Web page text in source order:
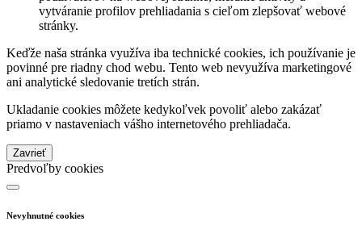
vytváranie profilov prehliadania s cieľom zlepšovať webové
stránky.
Keďže naša stránka využíva iba technické cookies, ich používanie je
povinné pre riadny chod webu. Tento web nevyužíva marketingové
ani analytické sledovanie tretích strán.
Ukladanie cookies môžete kedykoľvek povoliť alebo zakázať
priamo v nastaveniach vášho internetového prehliadača.
Zavrieť
Predvoľby cookies
Nevyhnutné cookies